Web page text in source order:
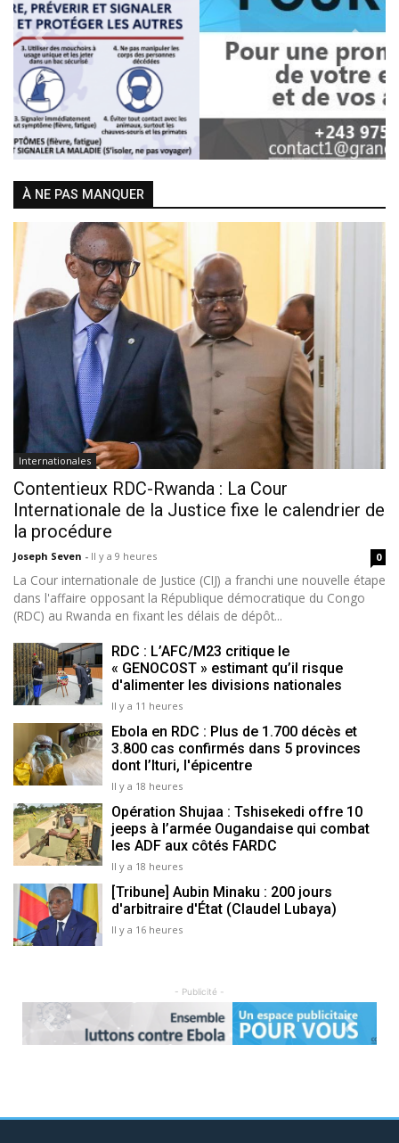
Previous Next
À NE PAS MANQUER
Internationales
Contentieux RDC-Rwanda : La Cour
Internationale de la Justice fixe le calendrier de
la procédure
Joseph Seven - Il y a 9 heures 0
La Cour internationale de Justice (CIJ) a franchi une nouvelle étape
dans l'affaire opposant la République démocratique du Congo
(RDC) au Rwanda en fixant les délais de dépôt...
RDC : L’AFC/M23 critique le
« GENOCOST » estimant qu’il risque
d'alimenter les divisions nationales
Il y a 11 heures
Ebola en RDC : Plus de 1.700 décès et
3.800 cas confirmés dans 5 provinces
dont l’Ituri, l'épicentre
Il y a 18 heures
Opération Shujaa : Tshisekedi offre 10
jeeps à l’armée Ougandaise qui combat
les ADF aux côtés FARDC
Il y a 18 heures
[Tribune] Aubin Minaku : 200 jours
d'arbitraire d'État (Claudel Lubaya)
Il y a 16 heures
- Publicité -
Previous Next